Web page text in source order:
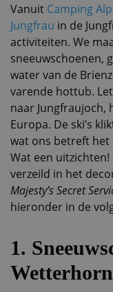
Vanuit Camping
Jungfrau in de
activiteiten. We
sneeuwschoenen,
water van de
varende hottub.
naar Jungfraujoch,
Europa. De ski’s
wat ons betreft het
Wat een uitzichten!
verzeild in het
Majesty’s Secret
hieronder in de
1.
Wetterhorn